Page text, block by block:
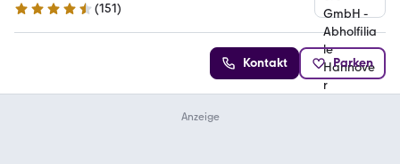
4.7 Sterne
(151)
Kontakt Parken